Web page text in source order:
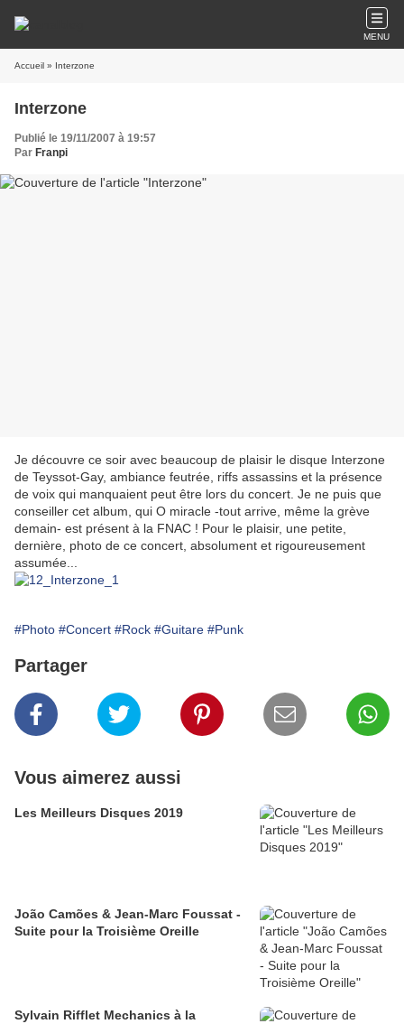
MENU
Accueil » Interzone
Interzone
Publié le 19/11/2007 à 19:57
Par Franpi
Je découvre ce soir avec beaucoup de plaisir le disque Interzone
de Teyssot-Gay, ambiance feutrée, riffs assassins et la présence
de voix qui manquaient peut être lors du concert. Je ne puis que
conseiller cet album, qui O miracle -tout arrive, même la grève
demain- est présent à la FNAC ! Pour le plaisir, une petite,
dernière, photo de ce concert, absolument et rigoureusement
assumée...
#Photo #Concert #Rock #Guitare #Punk
Partager
Vous aimerez aussi
Les Meilleurs Disques 2019
João Camões & Jean-Marc Foussat -
Suite pour la Troisième Oreille
Sylvain Rifflet Mechanics à la